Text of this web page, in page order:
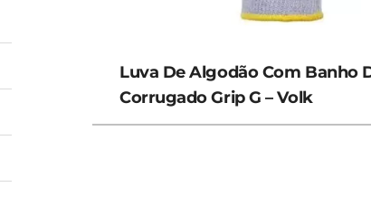
Luva De Algodão Com Banho
Corrugado Grip G – Volk